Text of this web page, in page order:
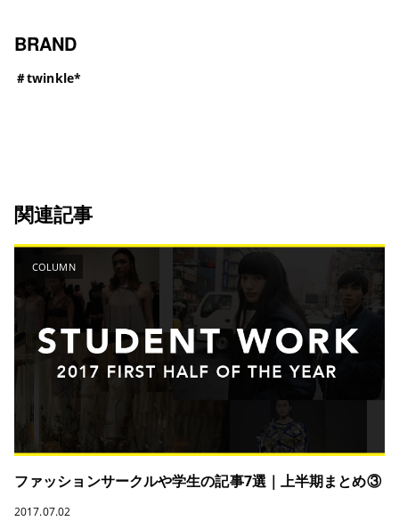
BRAND
＃twinkle*
関連記事
COLUMN
ファッションサークルや学生の記事7選｜上半期まとめ③
2017.07.02